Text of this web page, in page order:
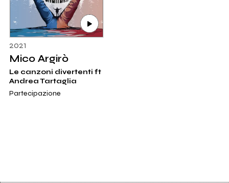
2021
Mico Argirò
Le canzoni divertenti ft
Andrea Tartaglia
Partecipazione